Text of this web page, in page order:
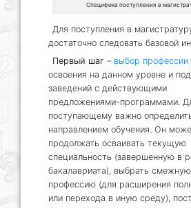
Специфика поступления в
Для поступления в
достаточно следовать базовой
Первый шаг – выбор профессии
освоения на данном уровне и
заведений с действующими
предложениями-программами.
поступающему важно
направлением обучения. Он
продолжать осваивать текущую
специальность (завершенную в
бакалавриата), выбрать смежную
профессию (для расширения
или перехода в иную среду),